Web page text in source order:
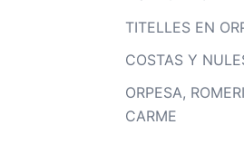
TITELLES EN
COSTAS Y
ORPESA,
CARME